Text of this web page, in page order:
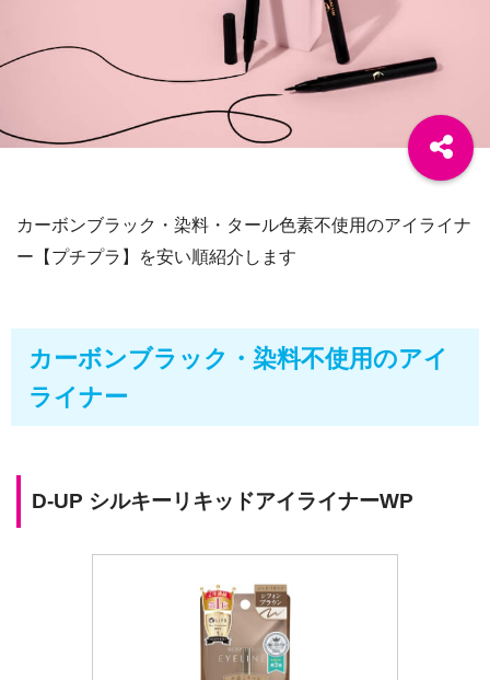
カーボンブラック・染料・タール色素不使用のアイライナ
ー【プチプラ】を安い順紹介します
カーボンブラック・染料不使用のアイ
ライナー
D-UP シルキーリキッドアイライナーWP